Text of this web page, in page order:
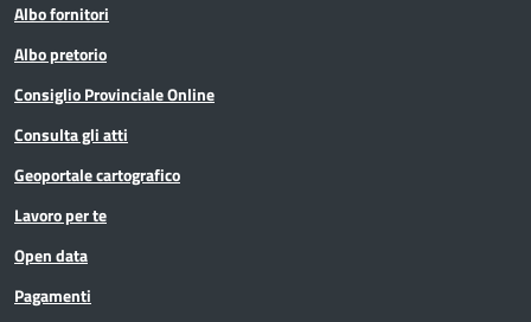
Albo fornitori
Albo pretorio
Consiglio Provinciale Online
Consulta gli atti
Geoportale cartografico
Lavoro per te
Open data
Pagamenti